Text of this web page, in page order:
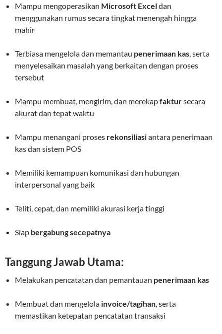
Mampu mengoperasikan Microsoft Exceldan
menggunakan rumus secara tingkat menengah hingga
mahir
Terbiasa mengelola dan memantau penerimaan kas, serta
menyelesaikan masalah yang berkaitan dengan proses
tersebut
Mampu membuat, mengirim, dan merekapfaktursecara
akurat dan tepat waktu
Mampu menangani proses rekonsiliasiantara penerimaan
kas dan sistem POS
Memiliki kemampuan komunikasi dan hubungan
interpersonal yang baik
Teliti, cepat, dan memiliki akurasi kerja tinggi
Siap bergabung secepatnya
Tanggung Jawab Utama:
Melakukan pencatatan dan pemantauan penerimaan kas
Membuat dan mengelola invoice/tagihan, serta
memastikan ketepatan pencatatan transaksi